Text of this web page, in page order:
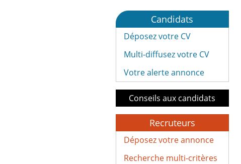
Candidats
Déposez votre CV
Multi-diffusez votre CV
Votre alerte annonce
Conseils aux candidats
Recruteurs
Déposez votre annonce
Recherche multi-critères